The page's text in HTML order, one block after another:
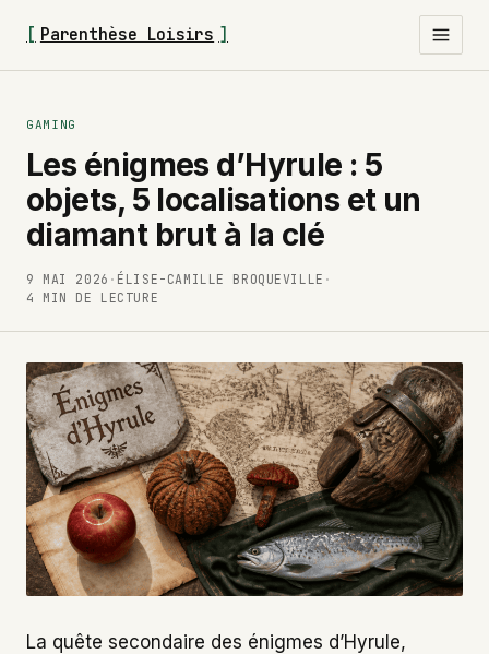
[ Parenthèse Loisirs ]
GAMING
Les énigmes d’Hyrule : 5
objets, 5 localisations et un
diamant brut à la clé
9 MAI 2026 · ÉLISE-CAMILLE BROQUEVILLE ·
4 MIN DE LECTURE
La quête secondaire des énigmes d’Hyrule,